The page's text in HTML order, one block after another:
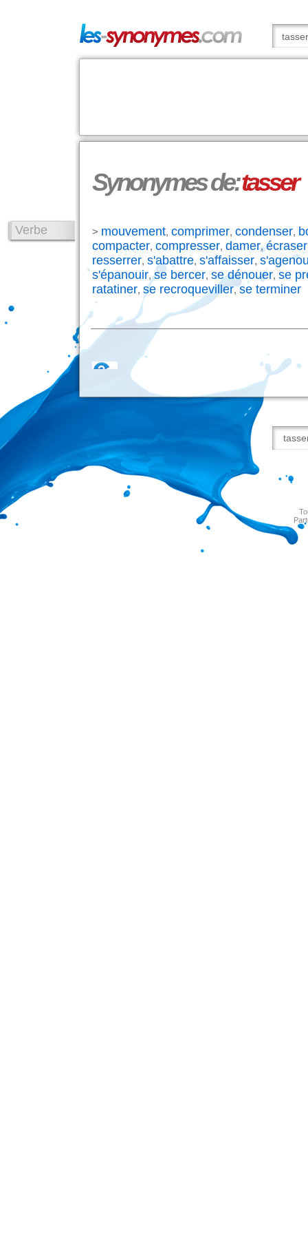
Synonymes de:tasser
Verbe > mouvement, comprimer, condenser,
compacter, compresser, damer,écraser
resserrer, s'abattre, s'affaisser,
s'épanouir,se bercer, se dénouer, se
ratatiner, se recroqueviller,se terminer